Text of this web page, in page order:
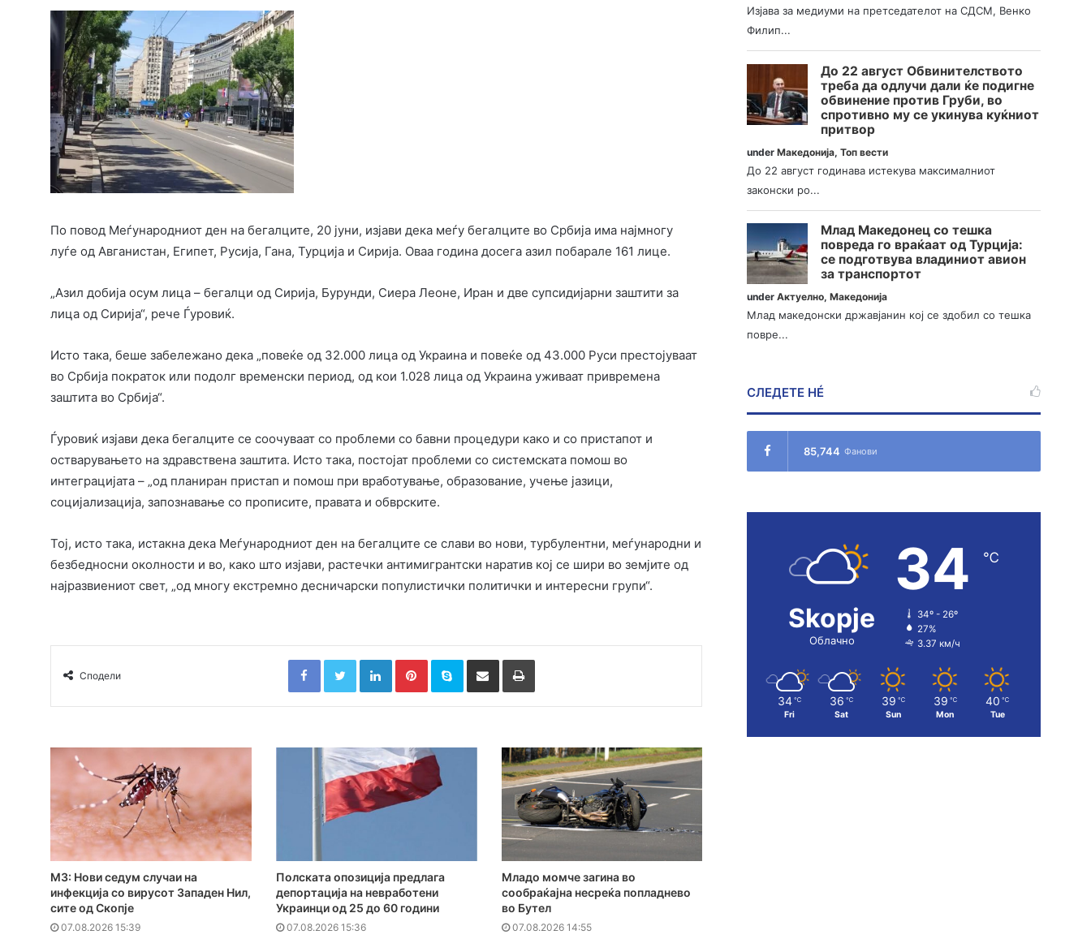
По повод Меѓународниот ден на бегалците, 20 јуни, изјави дека меѓу бегалците во Србија има најмногу
луѓе од Авганистан, Египет, Русија, Гана, Турција и Сирија. Оваа година досега азил побарале 161 лице.
„Азил добија осум лица – бегалци од Сирија, Бурунди, Сиера Леоне, Иран и две супсидијарни заштити за
лица од Сирија“, рече Ѓуровиќ.
Исто така, беше забележано дека „повеќе од 32.000 лица од Украина и повеќе од 43.000 Руси престојуваат
во Србија пократок или подолг временски период, од кои 1.028 лица од Украина уживаат привремена
заштита во Србија“.
Ѓуровиќ изјави дека бегалците се соочуваат со проблеми со бавни процедури како и со пристапот и
остварувањето на здравствена заштита. Исто така, постојат проблеми со системската помош во
интеграцијата – „од планиран пристап и помош при вработување, образование, учење јазици,
социјализација, запознавање со прописите, правата и обврските.
Тој, исто така, истакна дека Меѓународниот ден на бегалците се слави во нови, турбулентни, меѓународни и
безбедносни околности и во, како што изјави, растечки антимигрантски наратив кој се шири во земјите од
најразвиениот свет, „од многу екстремно десничарски популистички политички и интересни групи“.
Сподели
FacebookTwitterLinkedInPinterestSkype Сподели преку Е-маил Испринтај
МЗ: Нови седум случаи на
инфекција со вирусот Западен Нил,
сите од Скопје
07.08.2026 15:39
Полската опозиција предлага
депортација на невработени
Украинци од 25 до 60 години
07.08.2026 15:36
Младо момче загина во
сообраќајна несреќа попладнево
во Бутел
07.08.2026 14:55
Изјава за медиуми на претседателот на СДСМ, Венко
Филип...
До 22 август Обвинителството
треба да одлучи дали ќе подигне
обвинение против Груби, во
спротивно му се укинува куќниот
притвор
underМакедонија,Топ вести
До 22 август годинава истекува максималниот
законски ро...
Млад Македонец со тешка
повреда го враќаат од Турција:
се подготвува владиниот авион
за транспортот
underАктуелно,Македонија
Млад македонски државјанин кој се здобил со тешка
повре...
СЛЕДЕТЕ НÉ
85,744 Фанови
Skopje
Облачно
34 ℃
34º - 26º
27%
3.37 км/ч
34 ℃
Fri
36 ℃
Sat
39 ℃
Sun
39 ℃
Mon
40 ℃
Tue